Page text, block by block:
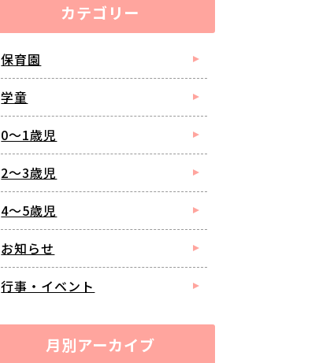
カテゴリー
保育園
学童
0～1歳児
2～3歳児
4～5歳児
お知らせ
行事・イベント
月別アーカイブ